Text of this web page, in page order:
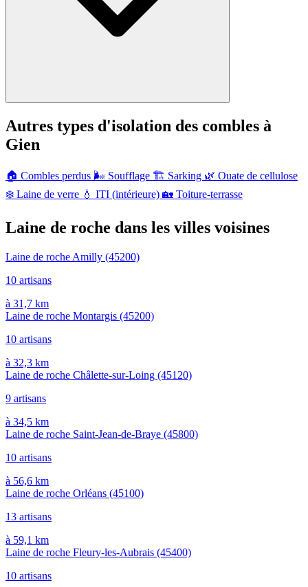
Autres types d'isolation des combles à
Gien
🏠 Combles perdus 🌬️ Soufflage 🏗️ Sarking 🌿 Ouate de cellulose
❄️ Laine de verre 💧 ITI (intérieure) 🏡 Toiture-terrasse
Laine de roche dans les villes voisines
Laine de roche Amilly (45200)
10 artisans
à 31,7 km
Laine de roche Montargis (45200)
10 artisans
à 32,3 km
Laine de roche Châlette-sur-Loing (45120)
9 artisans
à 34,5 km
Laine de roche Saint-Jean-de-Braye (45800)
10 artisans
à 56,6 km
Laine de roche Orléans (45100)
13 artisans
à 59,1 km
Laine de roche Fleury-les-Aubrais (45400)
10 artisans